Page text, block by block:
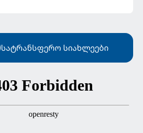
სატრანსფერო სიახლეები